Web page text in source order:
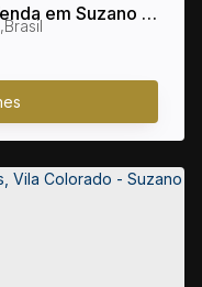
em Suzano /
,Brasil